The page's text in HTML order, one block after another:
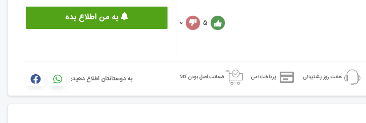
5
0 به من اطلاع بده
هفت روز پشتیبانی پرداخت امن ضمانت اصل بودن کالا به دوستانتان اطلاع دهید: